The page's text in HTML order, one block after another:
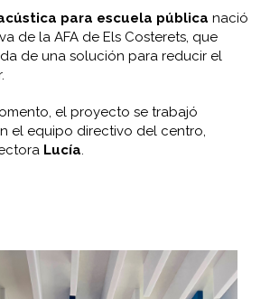
para escuela pública nació
de la AFA de Els Costerets, que
de una solución para reducir el
el proyecto se trabajó
el equipo directivo del centro,
Lucía.